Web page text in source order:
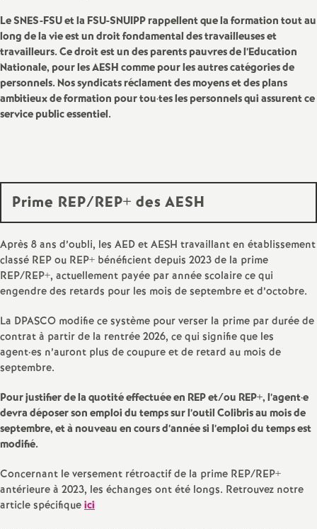
Le SNES-FSU et la FSU-SNUIPP rappellent que la formation tout au
long de la vie est un droit fondamental des travailleuses et
travailleurs. Ce droit est un des parents pauvres de l’Education
Nationale, pour les AESH comme pour les autres catégories de
personnels. Nos syndicats réclament des moyens et des plans
ambitieux de formation pour tou·tes les personnels qui assurent ce
service public essentiel.
Prime REP/REP+ des AESH
Après 8 ans d’oubli, les AED et AESH travaillant en établissement
classé REP ou REP+ bénéficient depuis 2023 de la prime
REP/REP+, actuellement payée par année scolaire ce qui
engendre des retards pour les mois de septembre et d’octobre.
La DPASCO modifie ce système pour verser la prime par durée de
contrat à partir de la rentrée 2026, ce qui signifie que les
agent·es n’auront plus de coupure et de retard au mois de
septembre.
Pour justifier de la quotité effectuée en REP et/ou REP+, l’agent·e
devra déposer son emploi du temps sur l’outil Colibris au mois de
septembre, et à nouveau en cours d’année si l’emploi du temps est
modifié.
Concernant le versement rétroactif de la prime REP/REP+
antérieure à 2023, les échanges ont été longs. Retrouvez notre
article spécifiqueici